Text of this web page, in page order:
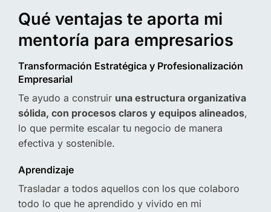
Qué ventajas te aporta mi
mentoría para empresarios
Transformación Estratégica y Profesionalización
Empresarial
Te ayudo a construir una estructura organizativa
sólida, con procesos claros y equipos alineados,
lo que permite escalar tu negocio de manera
efectiva y sostenible.
Aprendizaje
Trasladar a todos aquellos con los que colaboro
todo lo que he aprendido y vivido en mi